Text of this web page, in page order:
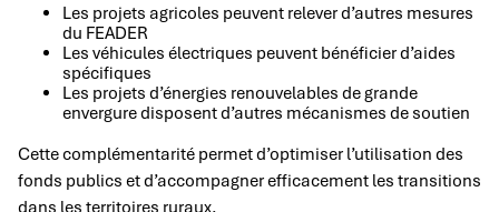
Les projets agricoles peuvent relever d’autres mesures
du FEADER
Les véhicules électriques peuvent bénéficier d’aides
spécifiques
Les projets d’énergies renouvelables de grande
envergure disposent d’autres mécanismes de soutien
Cette complémentarité permet d’optimiser l’utilisation des
fonds publics et d’accompagner efficacement les transitions
dans les territoires ruraux.